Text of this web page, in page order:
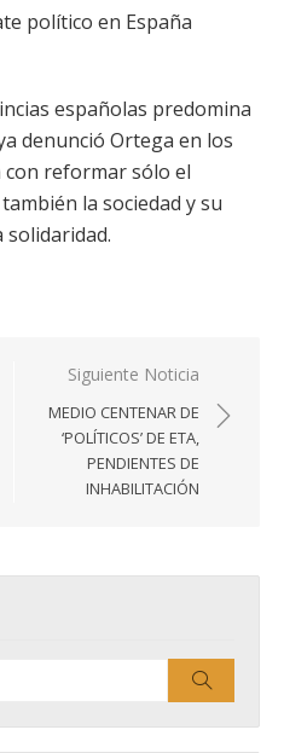
político en España
españolas predomina
denunció Ortega en los
con reformar sólo el
la sociedad y su
solidaridad.
Siguiente Noticia
MEDIO CENTENAR DE
‘POLÍTICOS’ DE ETA,
PENDIENTES DE
INHABILITACIÓN